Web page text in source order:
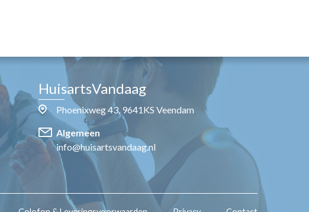
HuisartsVandaag
Phoenixweg 43, 9641KS Veendam
Algemeen
info@huisartsvandaag.nl